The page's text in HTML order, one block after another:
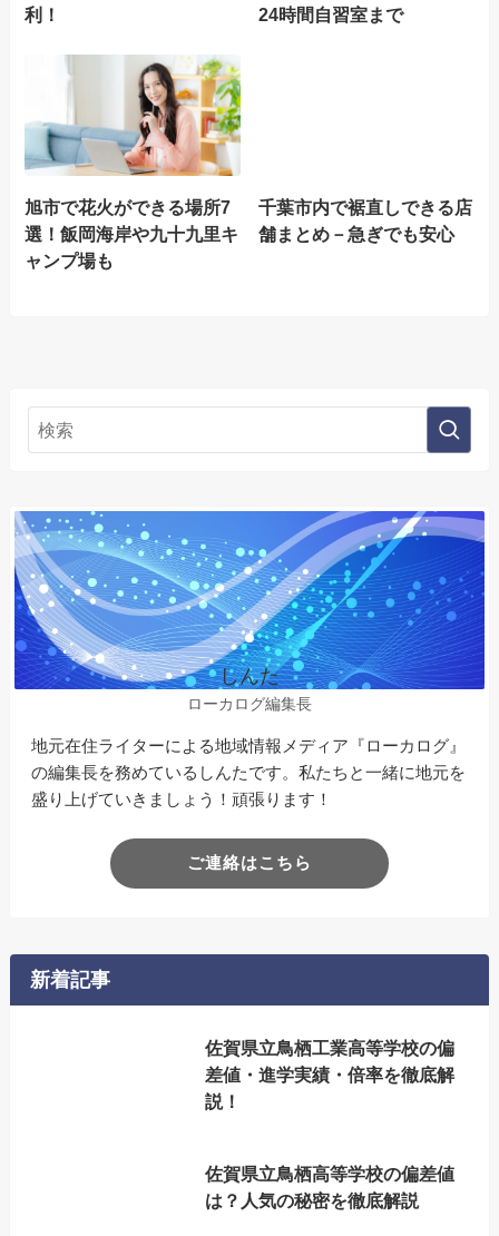
利！
24時間自習室まで
旭市で花火ができる場所7
選！飯岡海岸や九十九里キ
ャンプ場も
千葉市内で裾直しできる店
舗まとめ－急ぎでも安心
しんた
ローカログ編集長
地元在住ライターによる地域情報メディア『ローカログ』
の編集長を務めているしんたです。私たちと一緒に地元を
盛り上げていきましょう！頑張ります！
ご連絡はこちら
新着記事
佐賀県立鳥栖工業高等学校の偏
差値・進学実績・倍率を徹底解
説！
佐賀県立鳥栖高等学校の偏差値
は？人気の秘密を徹底解説